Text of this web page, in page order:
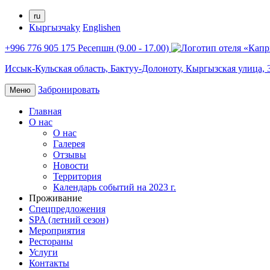
ru
Кыргызчаky Englishen
+996 776 905 175 Ресепшн (9.00 - 17.00)
Иссык-Кульская область, Бактуу-Долоноту, Кыргызская улица,
Меню Забронировать
Главная
О нас
О нас
Галерея
Отзывы
Новости
Территория
Календарь событий на 2023 г.
Проживание
Спецпредложения
SPA (летний сезон)
Мероприятия
Рестораны
Услуги
Контакты